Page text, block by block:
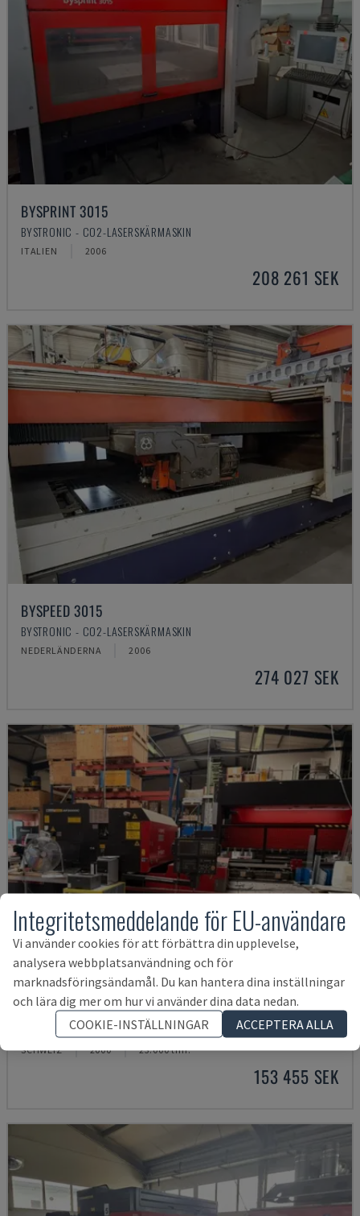
BYSPRINT 3015
BYSTRONIC - CO2-LASERSKÄRMASKIN
ITALIEN 2006
208 261 SEK
BYSPEED 3015
BYSTRONIC - CO2-LASERSKÄRMASKIN
NEDERLÄNDERNA 2006
274 027 SEK
LC-2415ΑIII
AMADA - CO2-LASERSKÄRMASKIN
SCHWEIZ 2000 23.000 tim.
153 455 SEK
Integritetsmeddelande för EU-användare
Vi använder cookies för att förbättra din upplevelse,
analysera webbplatsanvändning och för
marknadsföringsändamål. Du kan hantera dina inställningar
och lära dig mer om hur vi använder dina data nedan.
COOKIE-INSTÄLLNINGAR
ACCEPTERA ALLA